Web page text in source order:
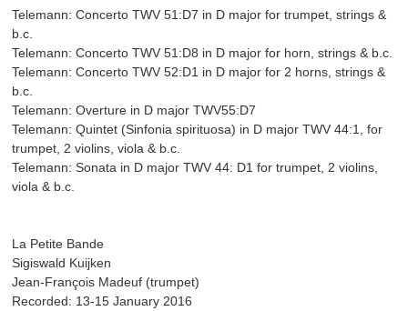
Telemann: Concerto TWV 51:D7 in D major for trumpet, strings &
b.c.
Telemann: Concerto TWV 51:D8 in D major for horn, strings & b.c.
Telemann: Concerto TWV 52:D1 in D major for 2 horns, strings &
b.c.
Telemann: Overture in D major TWV55:D7
Telemann: Quintet (Sinfonia spirituosa) in D major TWV 44:1, for
trumpet, 2 violins, viola & b.c.
Telemann: Sonata in D major TWV 44: D1 for trumpet, 2 violins,
viola & b.c.
La Petite Bande
Sigiswald Kuijken
Jean-François Madeuf (trumpet)
Recorded: 13-15 January 2016